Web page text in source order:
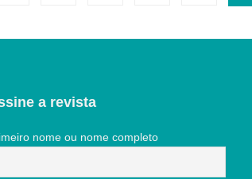
a revista
nome ou nome completo